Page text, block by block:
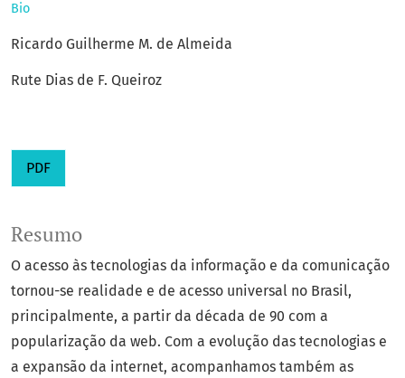
Bio
Ricardo Guilherme M. de Almeida
Rute Dias de F. Queiroz
PDF
Resumo
O acesso às tecnologias da informação e da comunicação
tornou-se realidade e de acesso universal no Brasil,
principalmente, a partir da década de 90 com a
popularização da web. Com a evolução das tecnologias e
a expansão da internet, acompanhamos também as